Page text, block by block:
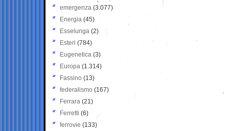
emergenza (3.077)
Energia (45)
Esselunga (2)
Esteri (784)
Eugenetica (3)
Europa (1.314)
Fassino (13)
federalismo (167)
Ferrara (21)
Ferretti (6)
ferrovie (133)